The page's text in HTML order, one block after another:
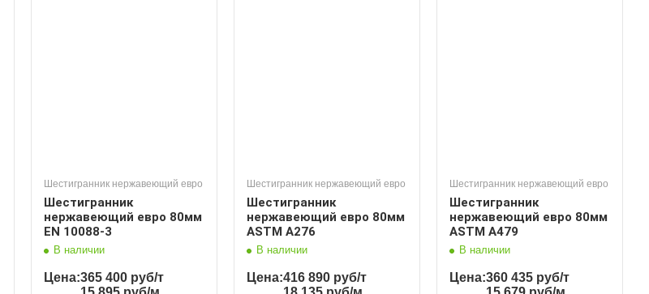
Шестигранник нержавеющий евро
Шестигранник
нержавеющий евро 80мм
EN 10088-3
В наличии
Цена:365 400 руб/т
Шестигранник нержавеющий евро
Шестигранник
нержавеющий евро 80мм
ASTM A276
В наличии
Цена:416 890 руб/т
Шестигранник нержавеющий евро
Шестигранник
нержавеющий евро 80мм
ASTM A479
В наличии
Цена:360 435 руб/т